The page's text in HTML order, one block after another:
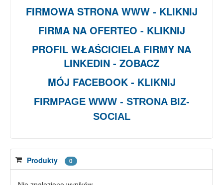
FIRMOWA STRONA WWW - KLIKNIJ
FIRMA NA OFERTEO - KLIKNIJ
PROFIL WŁAŚCICIELA FIRMY NA
LINKEDIN - ZOBACZ
MÓJ FACEBOOK - KLIKNIJ
FIRMPAGE WWW - STRONA BIZ-
SOCIAL
Produkty 0